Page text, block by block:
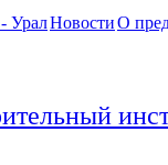
УралНовостиО